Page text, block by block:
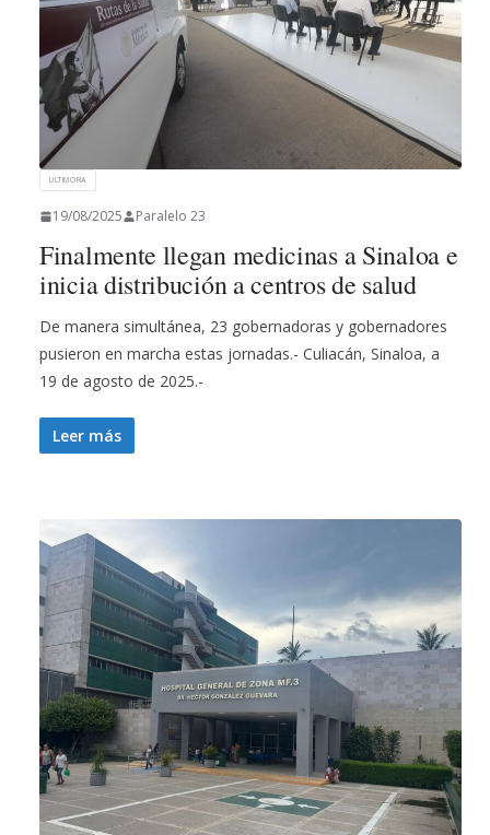
ULTIMORA
19/08/2025 Paralelo 23
Finalmente llegan medicinas a Sinaloa e
inicia distribución a centros de salud
De manera simultánea, 23 gobernadoras y gobernadores
pusieron en marcha estas jornadas.- Culiacán, Sinaloa, a
19 de agosto de 2025.-
Leer más